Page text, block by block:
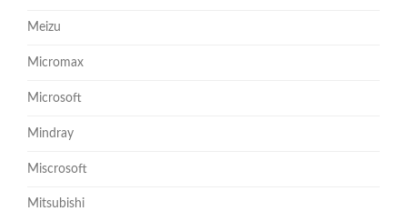
Meizu
Micromax
Microsoft
Mindray
Miscrosoft
Mitsubishi